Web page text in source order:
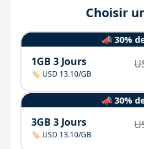
Choisir
📣 30%
1GB 3 Jours
🏷️ USD 13.10/GB
📣 30%
3GB 3 Jours
🏷️ USD 13.10/GB